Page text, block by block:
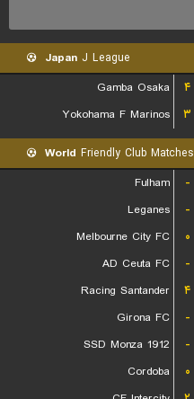
Japan J League
Gamba Osaka
۴
Yokohama F Marinos
۳
World Friendly Club Matches
Fulham
-
Leganes
-
Melbourne City FC
۰
AD Ceuta FC
-
Racing Santander
۴
Girona FC
-
SSD Monza 1912
-
Cordoba
۰